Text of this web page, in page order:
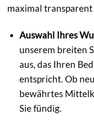
maximal
Auswahl Ihres
unserem breiten
aus, das Ihren
entspricht. Ob
bewährtes
Sie fündig.